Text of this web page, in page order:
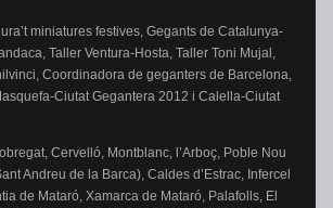
miniatures festives, Gegants de Catalunya-
Taller Ventura-Hosta, Taller Toni Mujal,
Coordinadora de geganters de Barcelona,
Ciutat Gegantera 2012 i Calella-Ciutat
Cervelló, Montblanc, l’Arboç, Poble Nou
Andreu de la Barca), Caldes d’Estrac, Infercel
de Mataró, Xamarca de Mataró, Palafolls, El